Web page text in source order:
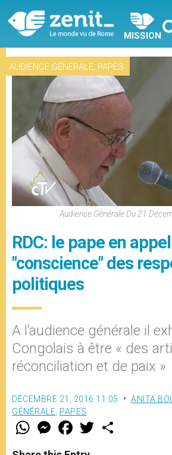
MISSION
AUDIENCE GÉNÉRALE, PAPES
Audience Générale Du 21
RDC: le pape en
"conscience" des
politiques
A l’audience générale il
Congolais à être « des
réconciliation et de paix »
DÉCEMBRE 21, 2016 11:05 ANITA
GÉNÉRALE, PAPES
W
t
M
e
s
F
a
e
w